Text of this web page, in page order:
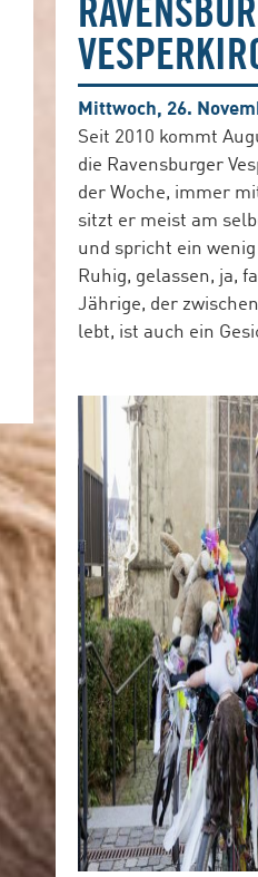
Mittwoch, 26.
Seit 2010 kommt
die Ravensburger
der Woche, immer
sitzt er meist am
und spricht ein
Ruhig, gelassen, ja,
Jährige, der
lebt, ist auch ein